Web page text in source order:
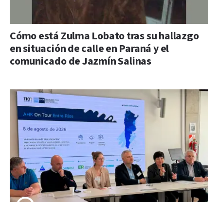
Cómo está Zulma Lobato tras su hallazgo
en situación de calle en Paraná y el
comunicado de Jazmín Salinas